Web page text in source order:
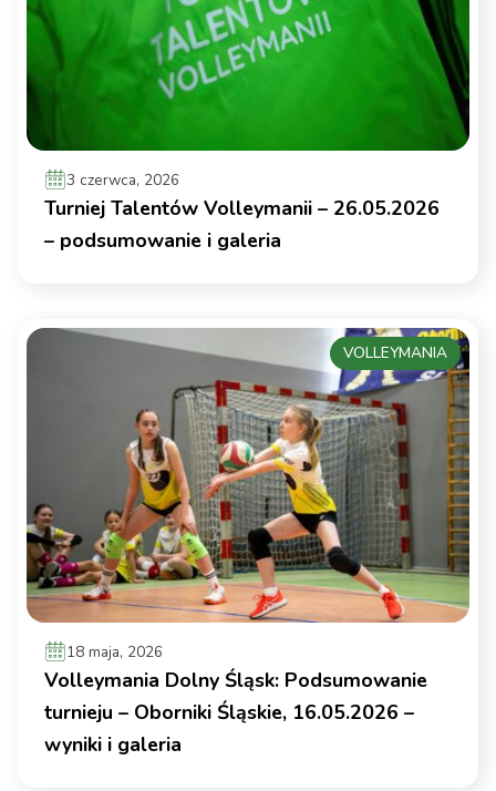
3 czerwca, 2026
Turniej Talentów Volleymanii – 26.05.2026
– podsumowanie i galeria
18 maja, 2026
Volleymania Dolny Śląsk: Podsumowanie
turnieju – Oborniki Śląskie, 16.05.2026 –
wyniki i galeria
VOLLEYMANIA